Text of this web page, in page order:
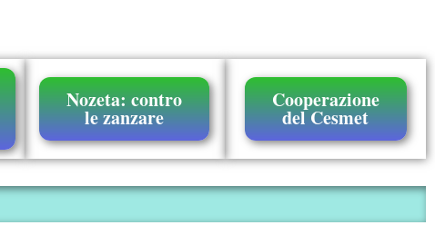
Nozeta: contro
le zanzare
Cooperazione
del Cesmet